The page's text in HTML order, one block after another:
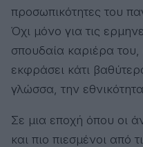
προσωπικότητες του
Όχι μόνο για τις
σπουδαία καριέρα
εκφράσει κάτι
γλώσσα, την
Σε μια εποχή όπου οι
και πιο πιεσμένοι από